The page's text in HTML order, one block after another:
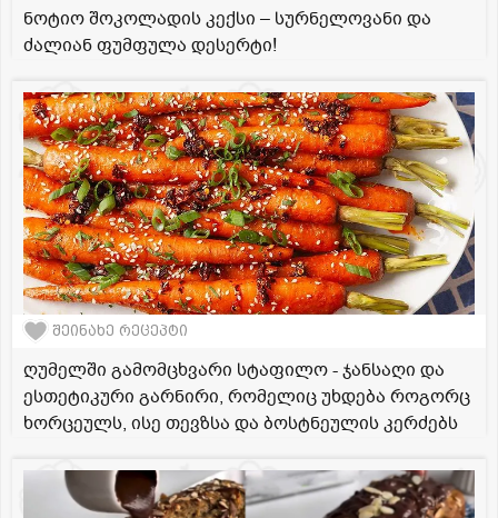
ნოტიო შოკოლადის კექსი – სურნელოვანი და
ძალიან ფუმფულა დესერტი!
შეინახე რეცეპტი
ღუმელში გამომცხვარი სტაფილო - ჯანსაღი და
ესთეტიკური გარნირი, რომელიც უხდება როგორც
ხორცეულს, ისე თევზსა და ბოსტნეულის კერძებს